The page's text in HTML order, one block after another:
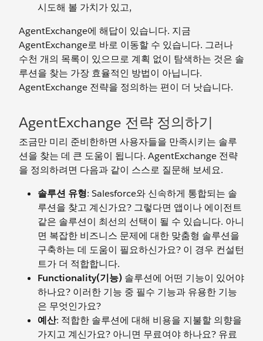
시도해 볼 가치가 있고,
AgentExchange에 해답이 있습니다. 지금
AgentExchange로 바로 이동할 수 있습니다. 그러나
수천 개의 목록이 있으므로 계획 없이 탐색하는 것은 솔
루션을 찾는 가장 효율적인 방법이 아닙니다.
AgentExchange 전략을 정의하는 편이 더 낫습니다.
AgentExchange 전략 정의하기
조금만 미리 준비한하면 사용자들을 만족시키는 솔루
션을 찾는 데 큰 도움이 됩니다. AgentExchange 전략
을 정의하려면 다음과 같이 스스로 질문해 보세요.
솔루션 유형: Salesforce와 신속하게 통합되는 솔
루션을 찾고 계신가요? 그렇다면 앱이나 에이전트
같은 솔루션이 최선의 선택이 될 수 있습니다. 아니
면 복잡한 비즈니스 문제에 대한 맞춤형 솔루션을
구축하는 데 도움이 필요하신가요? 이 경우 컨설턴
트가 더 적합합니다.
Functionality(기능) 솔루션에 어떤 기능이 있어야
하나요? 이러한 기능 중 필수 기능과 유용한 기능
은 무엇인가요?
예산: 적합한 솔루션에 대해 비용을 지불할 의향을
가지고 계신가요? 아니면 무료여야 하나요? 유료